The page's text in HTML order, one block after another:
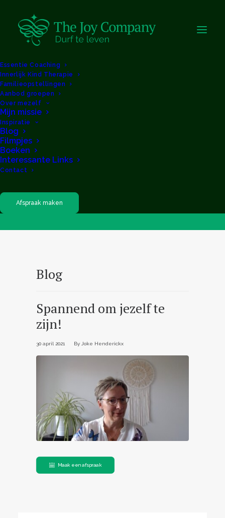
Essentie Coaching
Innerlijk Kind Therapie
Familieopstellingen
Aanbod groepen
Over mezelf
Mijn missie
Inspiratie
Blog
Filmpjes
Boeken
Interessante Links
Contact
Afspraak maken
Blog
Spannend om jezelf te
zijn!
30 april 2021 By Joke Henderickx
Maak een afspraak